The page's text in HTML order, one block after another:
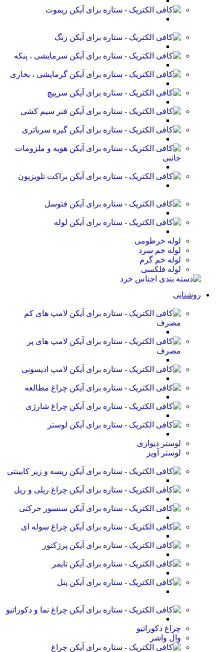
ریموت
زنگ
سرمایشی ، پنکه
گرمایشی ، بخاری
سرپیچ
فنر سیم کشی
گیره سرباتری
هویه و ملزومات
جانبی
براکت تلویزیون
فتوسل
لوله
لوله خرطومی
لوله خم سرد
لوله خم گرم
لوله فلکسی
روشنایی
لامپ های کم
مصرف
لامپ های پر
مصرف
لامپ ادیسونی
چراغ مطالعه
چراغ شارژی
لوستر
لوستر دیواری
لوستر آویز
ریسه و زیر کابینتی
چراغ ریلی و ریل
سنسور حرکتی
چراغ سوله ای
پرژکتور
تایمر
پنل
چراغ نما و دکوراتیو
چراغ دکوراتیو
وال واشر
چراغ